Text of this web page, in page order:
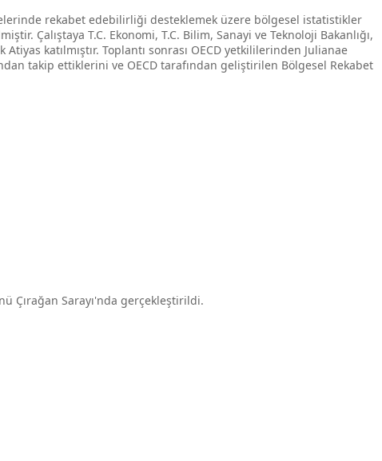
rekabet edebilirliği desteklemek üzere bölgesel istatistikler
Çalıştaya T.C. Ekonomi, T.C. Bilim, Sanayi ve Teknoloji Bakanlığı,
Atiyas katılmıştır. Toplantı sonrası OECD yetkililerinden Julianae
takip ettiklerini ve OECD tarafından geliştirilen Bölgesel Rekabet
Çırağan Sarayı'nda gerçekleştirildi.